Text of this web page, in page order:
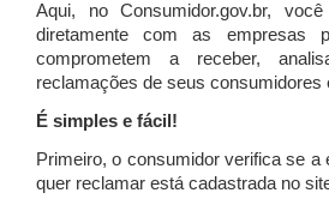
Aqui, no Consumidor.gov.br,
diretamente com as empresas
comprometem a receber,
reclamações de seus consumidores
É simples e fácil!
Primeiro, o consumidor verifica se a
quer reclamar está cadastrada no